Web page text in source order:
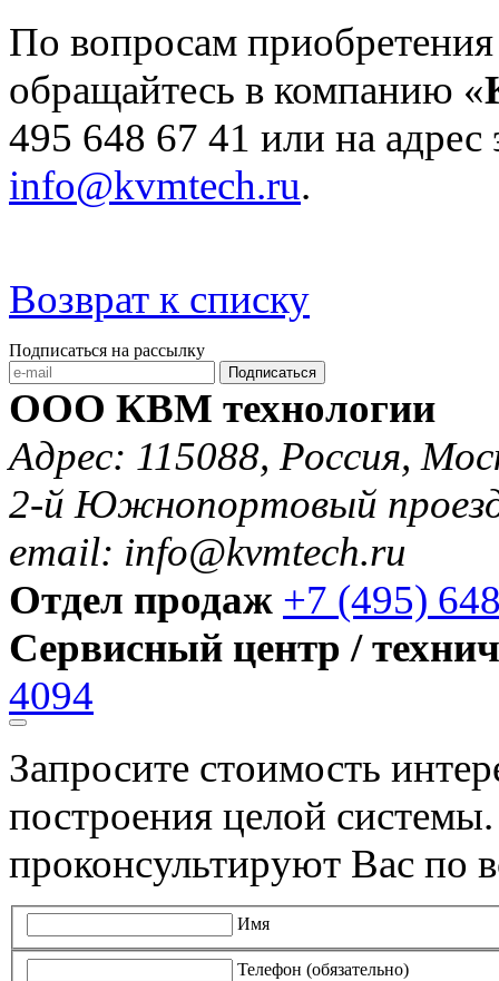
По вопросам
обращайтесь в компанию «
495 648 67 41 или на
info@kvmtech.ru.
Возврат к списку
Подписаться на рассылку
Подписаться
ООО КВМ технологии
Адрес: 115088, Россия,
2-й Южнопортовый
email: info@kvmtech.ru
Отдел продаж +7 (495)
Сервисный центр /
4094
Запросите стоимость
построения целой
проконсультируют Вас по
Имя
Телефон (обязательно)